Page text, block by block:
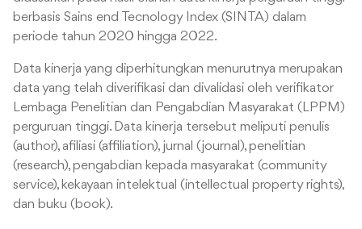
berbasis Sains end Tecnology Index (SINTA) dalam
periode tahun 2020 hingga 2022.
Data kinerja yang diperhitungkan menurutnya merupakan
data yang telah diverifikasi dan divalidasi oleh verifikator
Lembaga Penelitian dan Pengabdian Masyarakat (LPPM)
perguruan tinggi. Data kinerja tersebut meliputi penulis
(author), afiliasi (affiliation), jurnal (journal), penelitian
(research), pengabdian kepada masyarakat (community
service), kekayaan intelektual (intellectual property rights),
dan buku (book).